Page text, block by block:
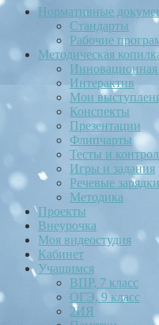
Нормативные
Стандарты
Рабочие
Методическая
Инновационная
Интерактив
Мои
Конспекты
Презентации
Флипчарты
Тесты и
Игры и задания
Речевые зарядки
Методика
Проекты
Внеурочка
Моя видеостудия
Кабинет
Учащимся
ВПР, 7 класс
ОГЭ, 9 класс
2ИЯ